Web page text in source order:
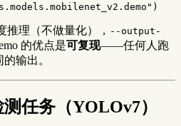
)
推理（不做量化）， --output-
的优点是可复现——任何人跑
输出。
任务（YOLOv7）